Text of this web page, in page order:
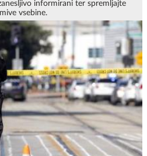
informirani ter spremljajte
vsebine.